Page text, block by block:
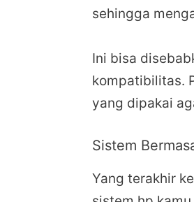
sehingga
Ini bisa
kompatibilitas.
yang dipakai
Sistem
Yang terakhir